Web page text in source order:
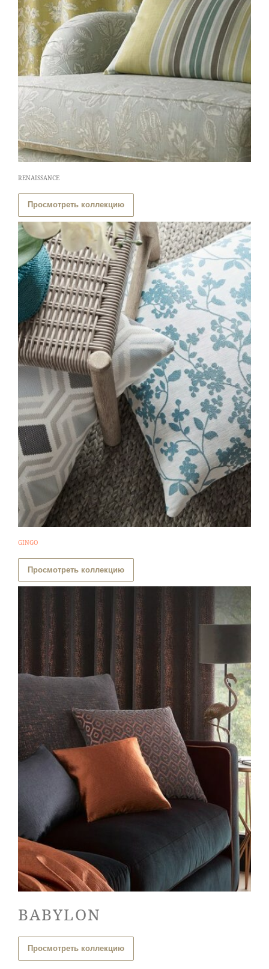
RENAISSANCE
Просмотреть коллекцию
GINGO
Просмотреть коллекцию
BABYLON
Просмотреть коллекцию